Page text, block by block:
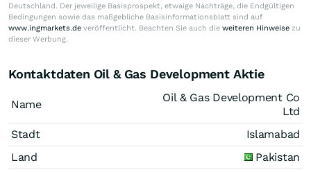
Deutschland. Der jeweilige Basisprospekt, etwaige Nachträge, die Endgültigen
Bedingungen sowie das maßgebliche Basisinformationsblatt sind auf
www.ingmarkets.de veröffentlicht. Beachten Sie auch die weiteren Hinweise zu
dieser Werbung.
Kontaktdaten Oil & Gas Development Aktie
Name
Oil & Gas Development Co
Ltd
Stadt
Islamabad
Land
Pakistan